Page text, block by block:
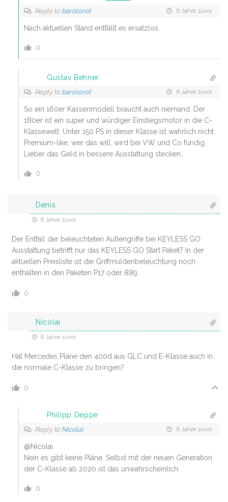
Reply to barolorot 6 Jahre zuvor
Nach aktuellen Stand entfällt es ersatzlos.
0
Gustav Behner
Reply to barolorot 6 Jahre zuvor
So ein 160er Kassenmodell braucht auch niemand. Der
180er ist ein super und würdiger Einstiegsmotor in die C-
Klassewelt. Unter 150 PS in dieser Klasse ist wahrlich nicht
Premium-like, wer das will, wird bei VW und Co fündig.
Lieber das Geld in bessere Ausstattung stecken…
0
Denis
6 Jahre zuvor
Der Entfall der beleuchteten Außengriffe bei KEYLESS GO
Ausstattung betrifft nur das KEYLESS GO Start Paket? In der
aktuellen Preisliste ist die Griffmuldenbeleuchtung noch
enthalten in den Paketen P17 oder 889.
0
Nicolai
6 Jahre zuvor
Hat Mercedes Pläne den 400d aus GLC und E-Klasse auch in
die normale C-Klasse zu bringen?
0
Philipp Deppe
Reply to Nicolai 6 Jahre zuvor
@Nicolai
Nein es gibt keine Pläne. Selbst mit der neuen Generation
der C-Klasse ab 2020 ist das unwahrscheinlich
0